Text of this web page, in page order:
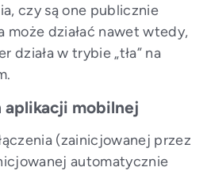
czy są one publicznie
może działać nawet wtedy,
działa w trybie „tła” na
mobilnej
(zainicjowanej przez
automatycznie